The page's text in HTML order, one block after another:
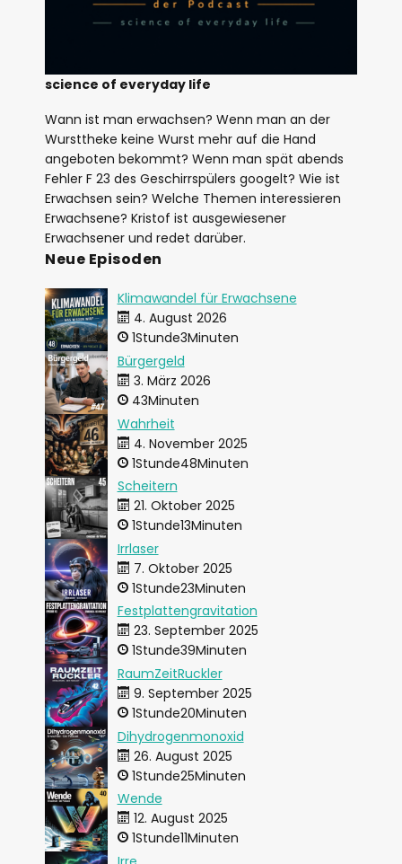
science of everyday life
Wann ist man erwachsen? Wenn man an der
Wursttheke keine Wurst mehr auf die Hand
angeboten bekommt? Wenn man spät abends
Fehler F 23 des Geschirrspülers googelt? Wie ist
Erwachsen sein? Welche Themen interessieren
Erwachsene? Kristof ist ausgewiesener
Erwachsener und redet darüber.
Neue Episoden
Klimawandel für Erwachsene
4. August 2026
1Stunde3Minuten
Bürgergeld
3. März 2026
43Minuten
Wahrheit
4. November 2025
1Stunde48Minuten
Scheitern
21. Oktober 2025
1Stunde13Minuten
Irrlaser
7. Oktober 2025
1Stunde23Minuten
Festplattengravitation
23. September 2025
1Stunde39Minuten
RaumZeitRuckler
9. September 2025
1Stunde20Minuten
Dihydrogenmonoxid
26. August 2025
1Stunde25Minuten
Wende
12. August 2025
1Stunde11Minuten